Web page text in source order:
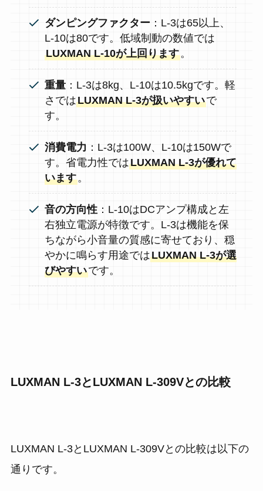
ダンピングファクター ：L-3は65以上、
L-10は80です。低域制動の数値では
LUXMAN L-10が上回ります。
重量 ：L-3は8kg、L-10は10.5kgです。軽
さではLUXMAN L-3が扱いやすいで
す。
消費電力 ：L-3は100W、L-10は150Wで
す。省電力性ではLUXMAN L-3が優れて
います。
音の方向性 ：L-10はDCアンプ構成と左
右独立電源が特徴です。L-3は機能を保
ちながら小音量の質感に寄せており、穏
やかに鳴らす用途ではLUXMAN L-3が選
びやすいです。
LUXMAN L-3とLUXMAN L-309Vとの比較
LUXMAN L-3とLUXMAN L-309Vとの比較は以下の
通りです。